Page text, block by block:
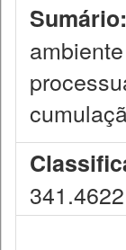
Sumário:
341.4622